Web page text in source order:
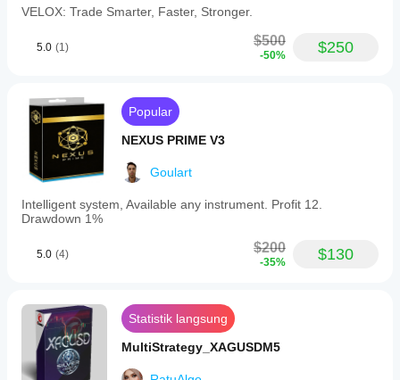
VELOX: Trade Smarter, Faster, Stronger.
5.0 (1) $500
-50% $250
Popular
NEXUS PRIME V3
Goulart
Intelligent system, Available any instrument. Profit 12.
Drawdown 1%
5.0 (4) $200
-35% $130
Statistik langsung
MultiStrategy_XAGUSDM5